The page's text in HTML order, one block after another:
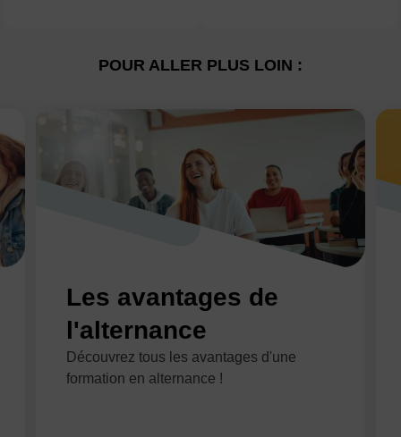
POUR ALLER PLUS LOIN :
Les avantages de
l'alternance
Découvrez tous les avantages d'une
formation en alternance !